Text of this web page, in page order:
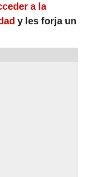
a la
y les forja un